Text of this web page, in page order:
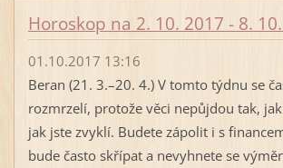
Horoskop na 2. 10. 2017 - 8.
01.10.2017 13:16
Beran (21. 3.–20. 4.) V tomto týdnu se
rozmrzelí, protože věci nepůjdou tak,
jak jste zvyklí. Budete zápolit i s
bude často skřípat a nevyhnete se